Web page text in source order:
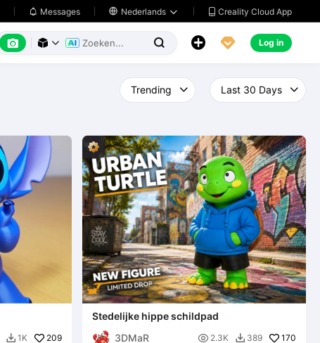
 Messages  Nederlands   Creality Cloud App
      Log in
 1K 209
Stedelijke hippe schildpad
3DMaR
 2.3K  389 170